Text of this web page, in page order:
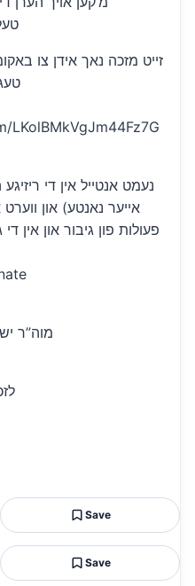
זייט מזכה נאך אידן צו
LKolBMkVgJm44Fz7G
נעמט אנטייל אין די
אייער נאנטע) און
פעולות פון גיבור און אין
מוה”ר
Save
Save